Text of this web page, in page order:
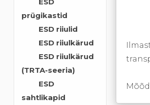
prügikastid
ESD riiulid
ESD riiulkärud
ESD riiulkärud
(TRTA-seeria)
ESD
sahtlikapid